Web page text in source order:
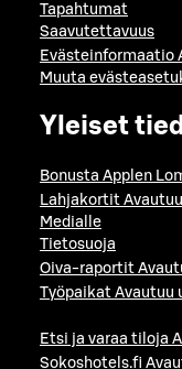
Tapahtumat
Saavutettavuus
Evästeinformaatio
Muuta
Yleiset
Bonusta Applen
Lahjakortit
Medialle
Tietosuoja
Oiva-raportit
Työpaikat Avautuu
Etsi ja varaa tiloja
Sokoshotels.fi